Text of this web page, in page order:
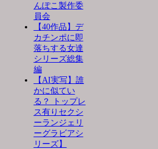
んぽこ製作委
員会
【40作品】デ
カチンポに即
落ちする女達
シリーズ総集
編
【AI実写】誰
かに似てい
る？ トップレ
ス有りセクシ
ーランジェリ
ーグラビアシ
リーズ】